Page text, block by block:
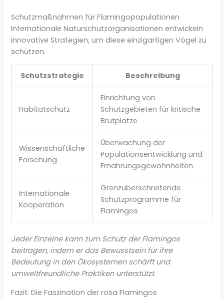
Schutzmaßnahmen für Flamingopopulationen
Internationale Naturschutzorganisationen entwickeln
innovative Strategien, um diese einzigartigen Vögel zu
schützen:
Schutzstrategie Beschreibung
Habitatschutz
Einrichtung von
Schutzgebieten für kritische
Brutplätze
Wissenschaftliche
Forschung
Überwachung der
Populationsentwicklung und
Ernährungsgewohnheiten
Internationale
Kooperation
Grenzüberschreitende
Schutzprogramme für
Flamingos
Jeder Einzelne kann zum Schutz der Flamingos
beitragen, indem er das Bewusstsein für ihre
Bedeutung in den Ökosystemen schärft und
umweltfreundliche Praktiken unterstützt.
Fazit: Die Faszination der rosa Flamingos